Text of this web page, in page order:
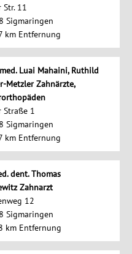
Str. 11
Sigmaringen
km Entfernung
Luai Mahaini, Ruthild
Metzler Zahnärzte,
Straße 1
Sigmaringen
km Entfernung
dent. Thomas
Zahnarzt
12
Sigmaringen
km Entfernung